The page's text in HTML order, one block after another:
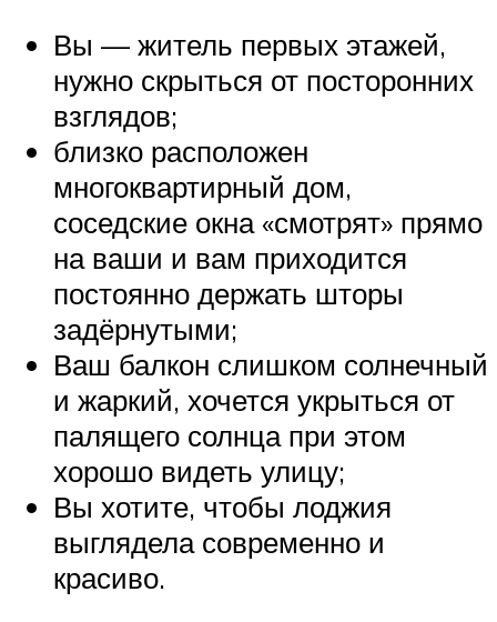
Вы — житель первых этажей,
нужно скрыться от посторонних
взглядов;
близко расположен
многоквартирный дом,
соседские окна «смотрят» прямо
на ваши и вам приходится
постоянно держать шторы
задёрнутыми;
Ваш балкон слишком солнечный
и жаркий, хочется укрыться от
палящего солнца при этом
хорошо видеть улицу;
Вы хотите, чтобы лоджия
выглядела современно и
красиво.